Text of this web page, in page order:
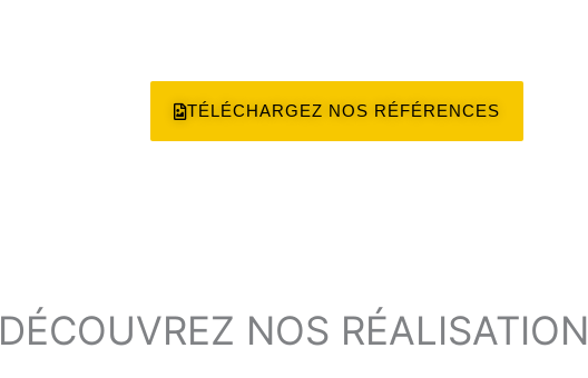
TÉLÉCHARGEZ NOS RÉFÉRENCES
DÉCOUVREZ NOS